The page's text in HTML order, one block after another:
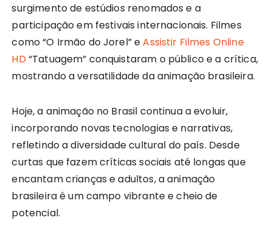
surgimento de estúdios renomados e a
participação em festivais internacionais. Filmes
como “O Irmão do Jorel” eAssistir Filmes Online
HD“Tatuagem” conquistaram o público e a crítica,
mostrando a versatilidade da animação brasileira.
Hoje, a animação no Brasil continua a evoluir,
incorporando novas tecnologias e narrativas,
refletindo a diversidade cultural do país. Desde
curtas que fazem críticas sociais até longas que
encantam crianças e adultos, a animação
brasileira é um campo vibrante e cheio de
potencial.